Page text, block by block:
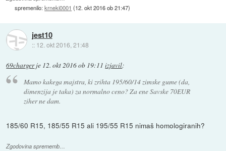
spremenilo:krneki0001 (12. okt 2016 ob 21:47)
jest10
:: 12. okt 2016, 21:48
69chargerje 12. okt 2016 ob 19:11 izjavil:
Mamo kakega majstra, ki zrihta 195/60/14 zimske gume (da,
dimenzija je taka) za normalno ceno? Za ene Savske 70EUR
ziher ne dam.
185/60 R15, 185/55 R15 ali 195/55 R15 nimaš homologiranih?
Zgodovina sprememb…